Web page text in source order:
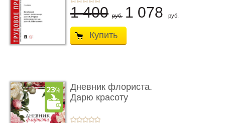
1 400 руб. 1 078 руб.
Купить
Дневник флориста.
Дарю красоту